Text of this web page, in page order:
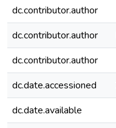
dc.contributor.author
dc.contributor.author
dc.contributor.author
dc.date.accessioned
dc.date.available